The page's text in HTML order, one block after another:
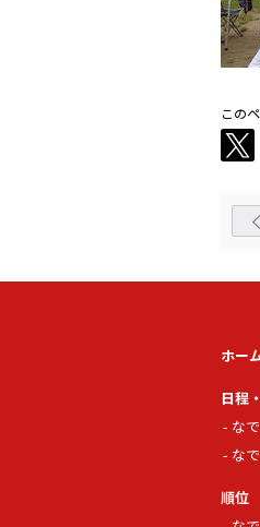
この
ホー
日程
な
な
順位